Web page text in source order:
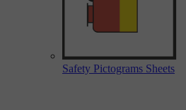
Safety Pictograms Sheets